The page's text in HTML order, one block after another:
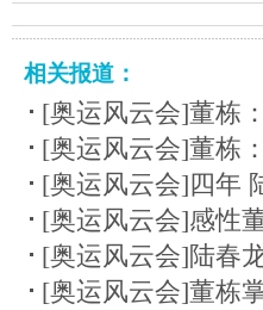
相关报道：
[奥运风云会]董栋
[奥运风云会]董栋
[奥运风云会]四年
[奥运风云会]感性
[奥运风云会]陆春
[奥运风云会]董栋